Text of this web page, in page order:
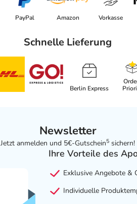
PayPal Amazon Vorkasse
Schnelle Lieferung
Berlin Express
Newsletter
Jetzt anmelden und 5€-Gutschein5 sichern!
Ihre Vorteile des
Exklusive Angebote &
Individuelle